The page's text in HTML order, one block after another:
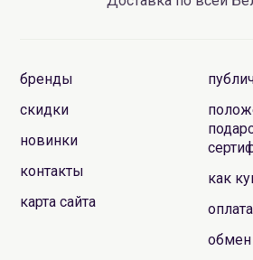
бренды
скидки
новинки
контакты
карта сайта
как
обмен